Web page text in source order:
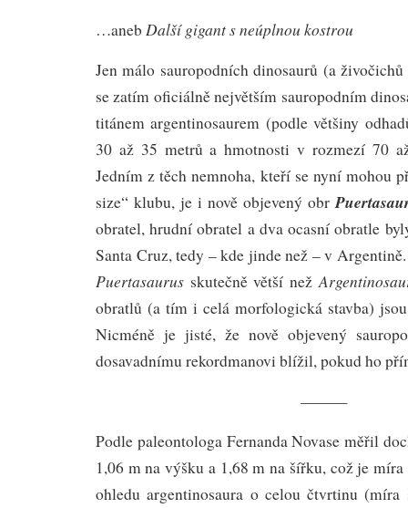
…aneb Další gigant s neúplnou kostrou
Jen málo sauropodních dinosaurů (a
se zatím oficiálně největším sauropodním
titánem argentinosaurem (podle většiny
30 až 35 metrů a hmotnosti v rozmezí 70
Jedním z těch nemnoha, kteří se nyní mohou
size“ klubu, je i nově objevený obr
obratel, hrudní obratel a dva ocasní obratle
Santa Cruz, tedy – kde jinde než – v
Puertasaurus skutečně větší než
obratlů (a tím i celá morfologická stavba)
Nicméně je jisté, že nově objevený
dosavadnímu rekordmanovi blížil, pokud ho
———
Podle paleontologa Fernanda Novase měřil
1,06 m na výšku a 1,68 m na šířku, což je
ohledu argentinosaura o celou čtvrtinu (míra